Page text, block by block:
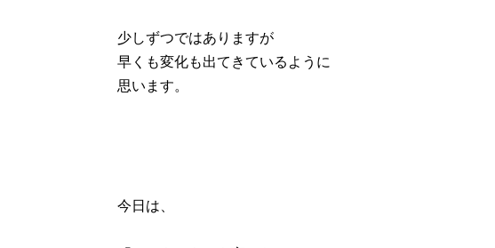
少しずつではありますが
早くも変化も出てきているように
思います。
今日は、